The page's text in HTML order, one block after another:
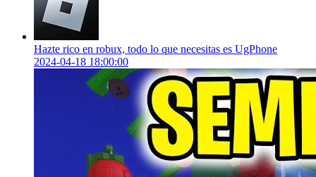
Hazte rico en robux, todo lo que necesitas es UgPhone
2024-04-18 18:00:00